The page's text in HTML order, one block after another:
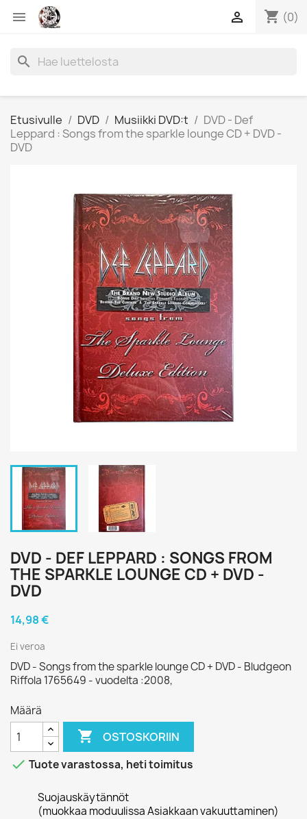
 shopping_cart (0)

search
Etusivulle DVD Musiikki DVD:t
DVD - Def
Leppard : Songs from the sparkle lounge CD + DVD -
DVD
DVD - DEF LEPPARD : SONGS FROM
THE SPARKLE LOUNGE CD + DVD -
DVD
14,98 €
Ei veroa
DVD - Songs from the sparkle lounge CD + DVD - Bludgeon
Riffola 1765649 - vuodelta :2008,
Määrä
 OSTOSKORIIN
 Tuote varastossa, heti toimitus
Suojauskäytännöt
(muokkaa moduulissa Asiakkaan vakuuttaminen)